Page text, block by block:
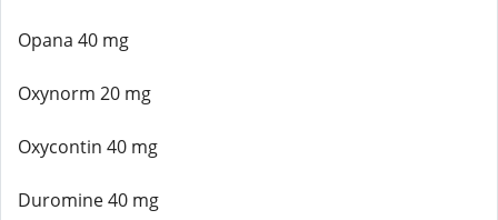
Opana 40 mg
Oxynorm 20 mg
Oxycontin 40 mg
Duromine 40 mg